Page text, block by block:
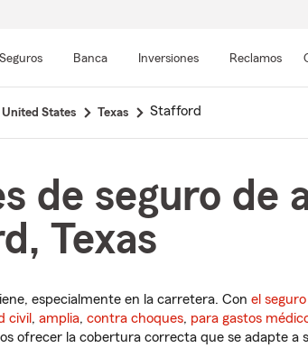
Seguros Banca Inversiones Reclamos
United States Texas Stafford
de seguro de
Texas
especialmente en la carretera. Con el
civil , amplia, contra choques, para gastos
ofrecer la cobertura correcta que se adapte a